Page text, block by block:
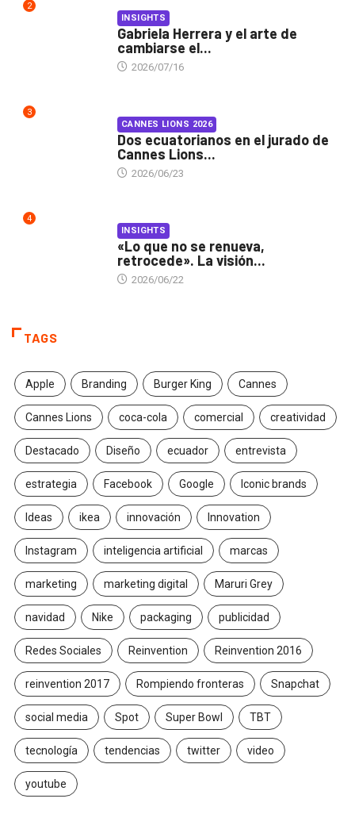
2
INSIGHTS
Gabriela Herrera y el arte de
cambiarse el...
2026/07/16
3
CANNES LIONS 2026
Dos ecuatorianos en el jurado de
Cannes Lions...
2026/06/23
4
INSIGHTS
«Lo que no se renueva,
retrocede». La visión...
2026/06/22
TAGS
Apple Branding Burger King Cannes
Cannes Lions coca-cola comercial creatividad
Destacado Diseño ecuador entrevista
estrategia Facebook Google Iconic brands
Ideas ikea innovación Innovation
Instagram inteligencia artificial marcas
marketing marketing digital Maruri Grey
navidad Nike packaging publicidad
Redes Sociales Reinvention Reinvention 2016
reinvention 2017 Rompiendo fronteras Snapchat
social media Spot Super Bowl TBT
tecnología tendencias twitter video
youtube